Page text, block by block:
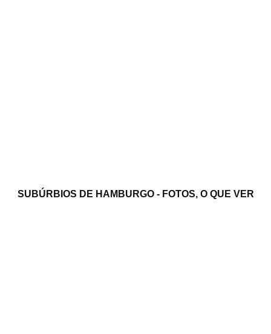
SUBÚRBIOS DE HAMBURGO - FOTOS, O QUE VER